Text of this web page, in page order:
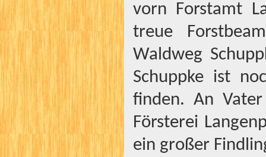
vorn Forstamt
treue
Waldweg
Schuppke ist
finden. An
Försterei
ein großer